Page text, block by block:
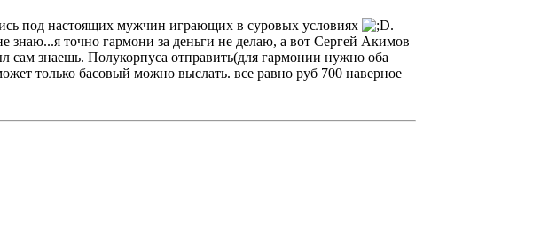
под настоящих мужчин играющих в суровых условиях
.
знаю...я точно гармони за деньги не делаю, а вот Сергей Акимов
сам знаешь. Полукорпуса отправить(для гармонии нужно оба
только басовый можно выслать. все равно руб 700 наверное